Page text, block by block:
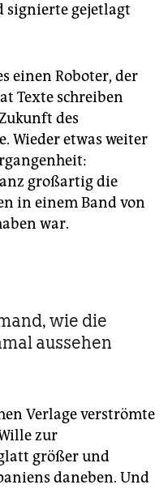
signierte gejetlagt
einen Roboter, der
Texte schreiben
des
Wieder etwas weiter
großartig die
in einem Band von
war.
wie die
aussehen
Verlage verströmte
zur
größer und
daneben. Und